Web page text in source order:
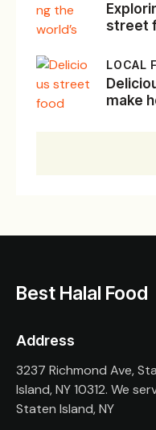
street
LOCAL
make
Best Halal Food
Address
3237 Richmond Ave,
Island, NY 10312. We
Staten Island, NY